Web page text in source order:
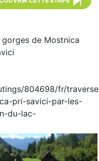
gorges de Mostnica
804698/fr/
pri-savici-par-les-
du-lac-